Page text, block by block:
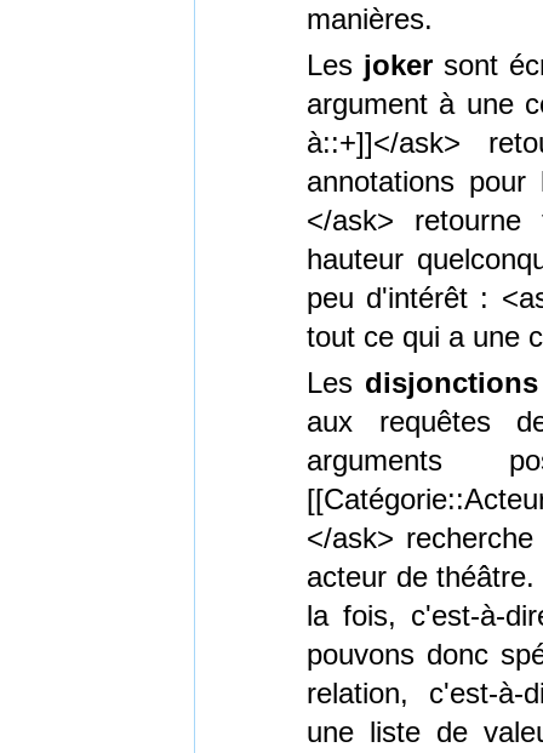
manières.
Les joker sont
argument à une
à::+]]</ask>
annotations
</ask>
hauteur
peu d'intérêt :
tout ce qui a une
Les disjonctions
aux requêtes
arguments
</ask>
acteur de
la fois, c'est-à-
pouvons donc
relation, c'est-à-
une liste de